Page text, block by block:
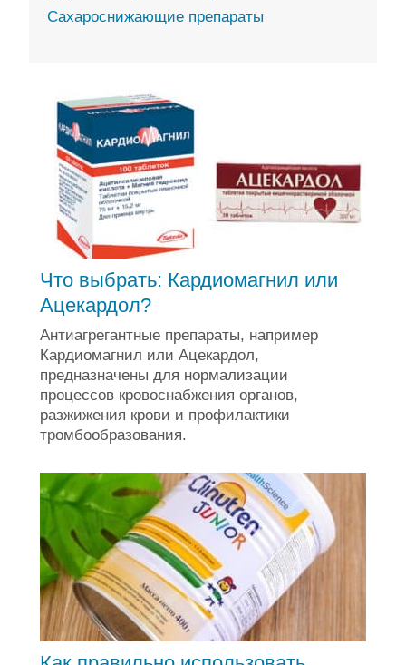
Сахароснижающие препараты
Что выбрать: Кардиомагнил или
Ацекардол?
Антиагрегантные препараты, например
Кардиомагнил или Ацекардол,
предназначены для нормализации
процессов кровоснабжения органов,
разжижения крови и профилактики
тромбообразования.